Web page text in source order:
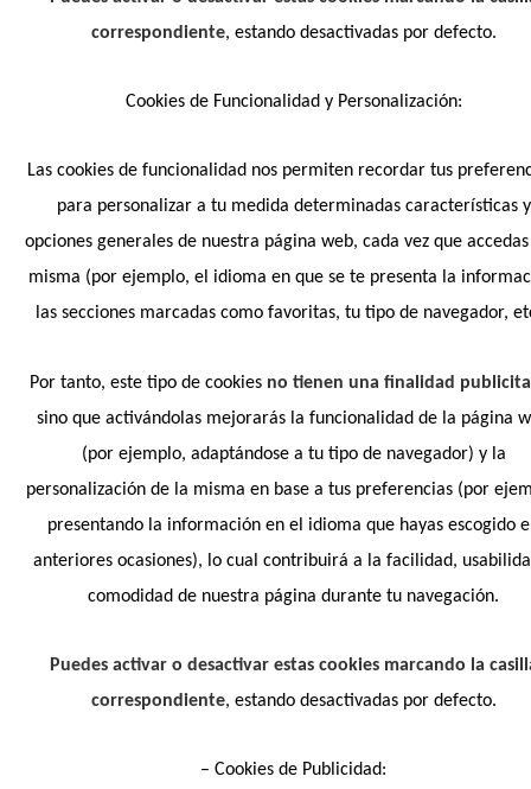
correspondiente, estando desactivadas por defecto.
Cookies de Funcionalidad y Personalización:
Las cookies de funcionalidad nos permiten recordar tus
para personalizar a tu medida determinadas características y
opciones generales de nuestra página web, cada vez que
misma (por ejemplo, el idioma en que se te presenta la
las secciones marcadas como favoritas, tu tipo de navegador,
Por tanto, este tipo de cookies no tienen una finalidad
sino que activándolas mejorarás la funcionalidad de la página
(por ejemplo, adaptándose a tu tipo de navegador) y la
personalización de la misma en base a tus preferencias (por
presentando la información en el idioma que hayas escogido
anteriores ocasiones), lo cual contribuirá a la facilidad,
comodidad de nuestra página durante tu navegación.
Puedes activar o desactivar estas cookies marcando la
correspondiente, estando desactivadas por defecto.
– Cookies de Publicidad: